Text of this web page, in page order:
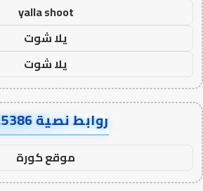
yalla shoot
يلا شوت
يلا شوت
روابط نصية AA5386
موقع كورة